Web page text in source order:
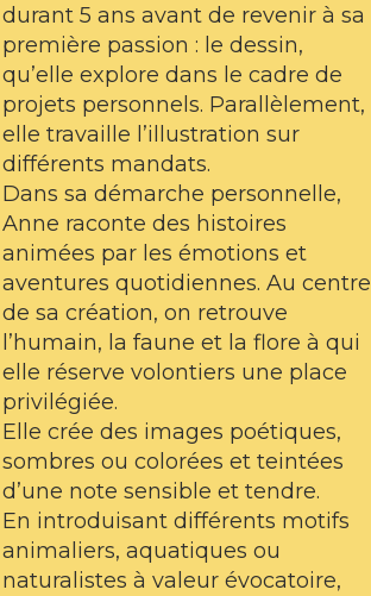
durant 5 ans avant de revenir à sa
première passion : le dessin,
qu’elle explore dans le cadre de
projets personnels. Parallèlement,
elle travaille l’illustration sur
différents mandats.
Dans sa démarche personnelle,
Anne raconte des histoires
animées par les émotions et
aventures quotidiennes. Au centre
de sa création, on retrouve
l’humain, la faune et la flore à qui
elle réserve volontiers une place
privilégiée.
Elle crée des images poétiques,
sombres ou colorées et teintées
d’une note sensible et tendre.
En introduisant différents motifs
animaliers, aquatiques ou
naturalistes à valeur évocatoire,